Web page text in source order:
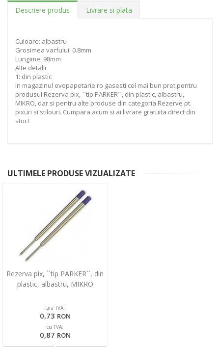
Descriere produs Livrare si plata
Culoare: albastru
Grosimea varfului: 0.8mm
Lungime: 98mm
Alte detalii:
1: din plastic
In magazinul evopapetarie.ro gasesti cel mai bun pret pentru
produsul Rezerva pix, ``tip PARKER``, din plastic, albastru,
MIKRO, dar si pentru alte produse din categoria Rezerve pt.
pixuri si stilouri. Cumpara acum si ai livrare gratuita direct din
stoc!
ULTIMELE PRODUSE VIZUALIZATE
Rezerva pix, ``tip PARKER``, din
plastic, albastru, MIKRO
fara TVA:
0,73 RON
cu TVA:
0,87 RON